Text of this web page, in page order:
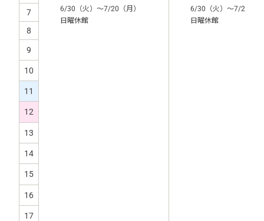
6/30（火）～7/20（月）
日曜休館
6/30（火）～7/20（
日曜休館
7
8
9
10
11
12
13
14
15
16
17